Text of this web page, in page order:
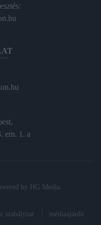
em. 1. a
by HG Media
szabályzat médiaajánló